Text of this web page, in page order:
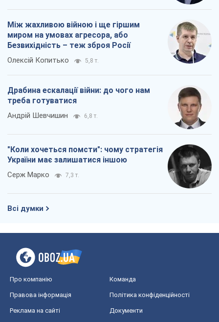
Між жахливою війною і ще гіршим
миром на умовах агресора, або
Безвихідність – теж зброя Росії
Олексій Копитько 5,8 т.
Драбина ескалації війни: до чого нам
треба готуватися
Андрій Шевчишин 6,8 т.
"Коли хочеться помсти": чому стратегія
України має залишатися іншою
Серж Марко 7,3 т.
Всі думки
Про компанію Команда
Правова інформація Політика конфіденційності
Реклама на сайті Документи